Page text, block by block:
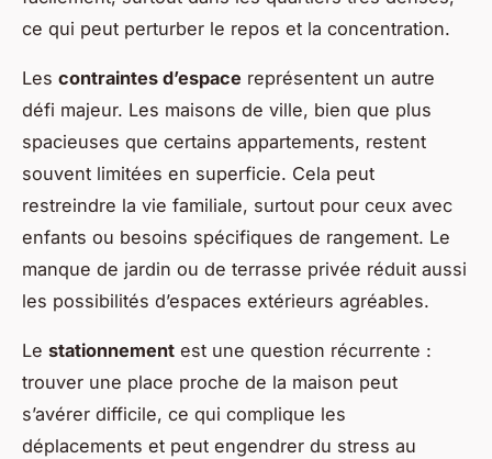
ce qui peut perturber le repos et la concentration.
Les contraintes d’espace représentent un autre
défi majeur. Les maisons de ville, bien que plus
spacieuses que certains appartements, restent
souvent limitées en superficie. Cela peut
restreindre la vie familiale, surtout pour ceux avec
enfants ou besoins spécifiques de rangement. Le
manque de jardin ou de terrasse privée réduit aussi
les possibilités d’espaces extérieurs agréables.
Le stationnement est une question récurrente :
trouver une place proche de la maison peut
s’avérer difficile, ce qui complique les
déplacements et peut engendrer du stress au